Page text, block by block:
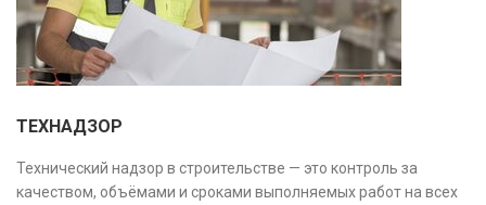
ТЕХНАДЗОР
Технический надзор в строительстве — это контроль за
качеством, объёмами и сроками выполняемых работ на всех